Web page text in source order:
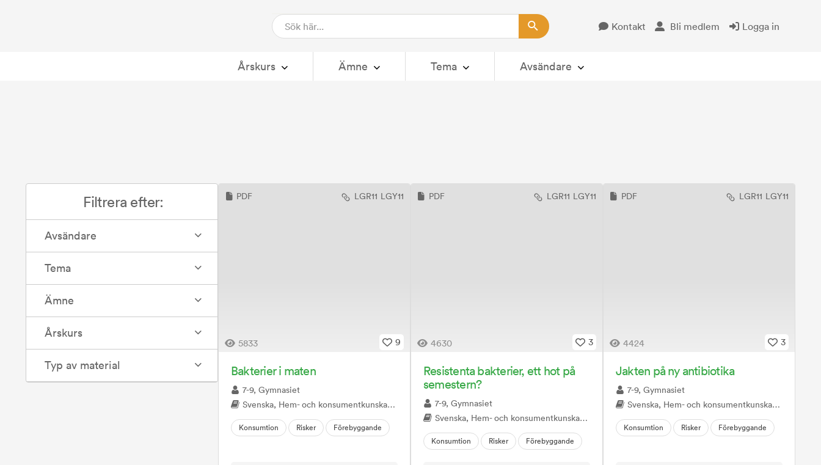
Kontakt Bli medlem Logga in
Årskurs Ämne Tema Avsändare Öppna avsändare
Filtrera efter:
Avsändare
Tema
Ämne
Årskurs
Typ av material
PDF LGR11 LGY11
5833 9
Bakterier i maten
7-9, Gymnasiet
Svenska, Hem- och konsumentkunskap, Samhällskunskap, Geografi, Naturkunskap, Biologi
Konsumtion Risker Förebyggande
PDF LGR11 LGY11
4630 3
Resistenta bakterier, ett hot på
semestern?
7-9, Gymnasiet
Svenska, Hem- och konsumentkunskap, Samhällskunskap, Geografi, Naturkunskap, Biologi
Konsumtion Risker Förebyggande
PDF LGR11 LGY11
4424 3
Jakten på ny antibiotika
7-9, Gymnasiet
Svenska, Hem- och konsumentkunskap, Samhällskunskap, Geografi, Naturkunskap, Biologi
Konsumtion Risker Förebyggande